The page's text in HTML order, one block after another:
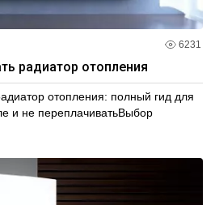
6231
радиатор отопления
отопления: полный гид для
и не переплачиватьВыбор